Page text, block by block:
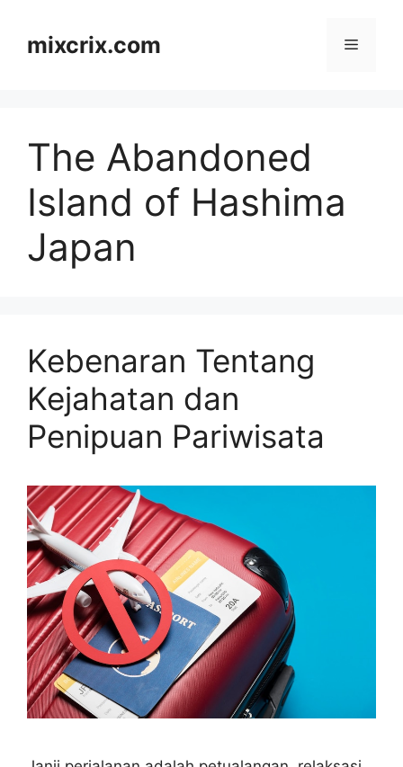
contentmixcrix.com Menu
The Abandoned
Island of Hashima
Japan
Kebenaran Tentang
Kejahatan dan
Penipuan Pariwisata